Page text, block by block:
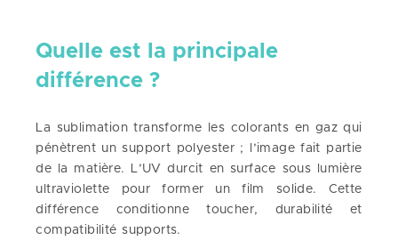
Quelle est la principale
différence ?
La sublimation transforme les colorants en gaz qui
pénètrent un support polyester ; l’image fait partie
de la matière. L’UV durcit en surface sous lumière
ultraviolette pour former un film solide. Cette
différence conditionne toucher, durabilité et
compatibilité supports.